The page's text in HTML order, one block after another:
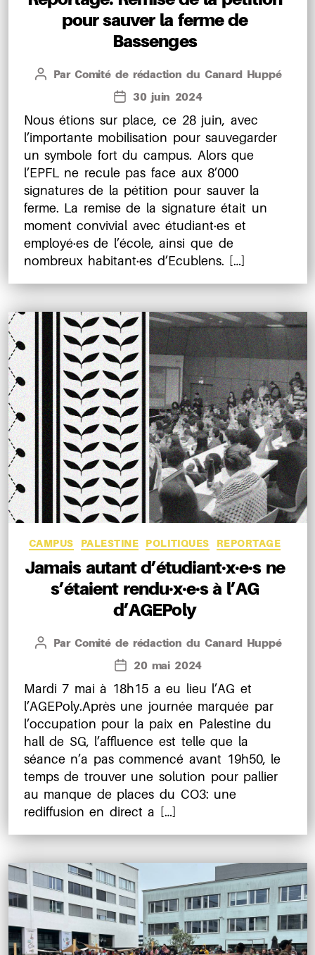
pour sauver la ferme de
Bassenges
Auteur
Par Comité de rédaction du Canard Huppé
Date
l’article
30 juin 2024
Nous étions sur place, ce 28 juin, avec
l’importante mobilisation pour sauvegarder
un symbole fort du campus. Alors que
l’EPFL ne recule pas face aux 8’000
signatures de la pétition pour sauver la
ferme. La remise de la signature était un
moment convivial avec étudiant·es et
employé·es de l’école, ainsi que de
nombreux habitant·es d’Ecublens. […]
Catégories
CAMPUS PALESTINE POLITIQUES REPORTAGE
Jamais autant d’étudiant·x·e·s ne
s’étaient rendu·x·e·s à l’AG
d’AGEPoly
Auteur
Par Comité de rédaction du Canard Huppé
Date
l’article
20 mai 2024
Mardi 7 mai à 18h15 a eu lieu l’AG et
l’AGEPoly.Après une journée marquée par
l’occupation pour la paix en Palestine du
hall de SG, l’affluence est telle que la
séance n’a pas commencé avant 19h50, le
temps de trouver une solution pour pallier
au manque de places du CO3: une
rediffusion en direct a […]